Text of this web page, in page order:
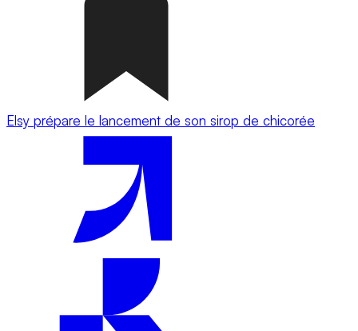
Elsy prépare le lancement de son sirop de chicorée